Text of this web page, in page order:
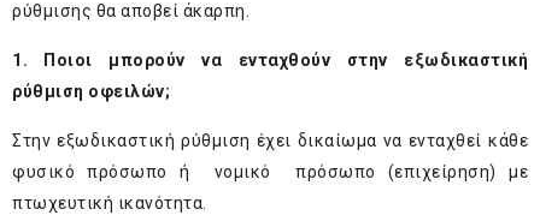
ρύθμισης θα αποβεί άκαρπη.
1. Ποιοι μπορούν να ενταχθούν στην εξωδικαστική
ρύθμιση οφειλών;
Στην εξωδικαστική ρύθμιση έχει δικαίωμα να ενταχθεί κάθε
φυσικό πρόσωπο ή νομικό πρόσωπο (επιχείρηση) με
πτωχευτική ικανότητα.